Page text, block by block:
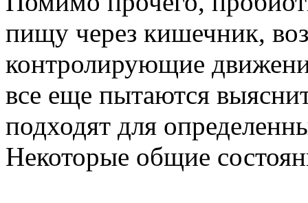
пищу через кишечник,
контролирующие
все еще пытаются
подходят для
Некоторые общие